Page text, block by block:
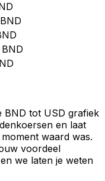
BND
BND
BND tot USD grafiek
en laat
waard was.
voordeel
we laten je weten